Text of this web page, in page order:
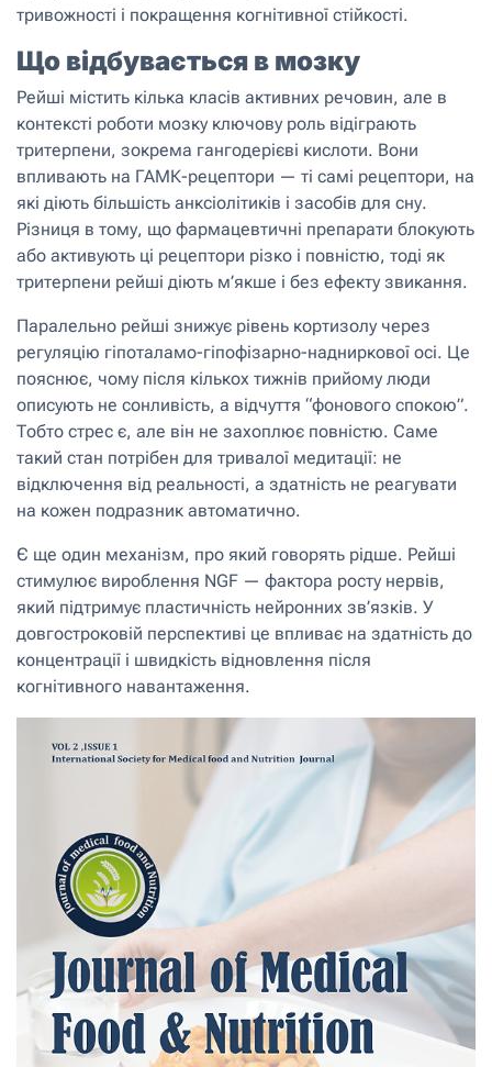
тривожності і покращення когнітивної стійкості.
Що відбувається в мозку
Рейші містить кілька класів активних речовин, але в
контексті роботи мозку ключову роль відіграють
тритерпени, зокрема гангодерієві кислоти. Вони
впливають на ГАМК-рецептори — ті самі рецептори, на
які діють більшість анксіолітиків і засобів для сну.
Різниця в тому, що фармацевтичні препарати блокують
або активують ці рецептори різко і повністю, тоді як
тритерпени рейші діють м’якше і без ефекту звикання.
Паралельно рейші знижує рівень кортизолу через
регуляцію гіпоталамо-гіпофізарно-надниркової осі. Це
пояснює, чому після кількох тижнів прийому люди
описують не сонливість, а відчуття “фонового спокою”.
Тобто стрес є, але він не захоплює повністю. Саме
такий стан потрібен для тривалої медитації: не
відключення від реальності, а здатність не реагувати
на кожен подразник автоматично.
Є ще один механізм, про який говорять рідше. Рейші
стимулює вироблення NGF — фактора росту нервів,
який підтримує пластичність нейронних зв’язків. У
довгостроковій перспективі це впливає на здатність до
концентрації і швидкість відновлення після
когнітивного навантаження.